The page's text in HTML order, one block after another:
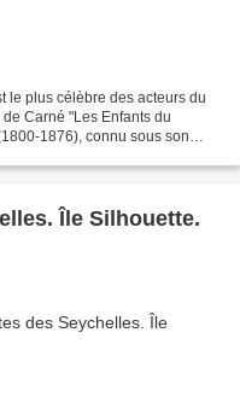
le plus célèbre des acteurs du
Carné "Les Enfants du
1876), connu sous son
Île Silhouette.